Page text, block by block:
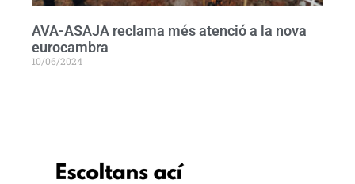
AVA-ASAJA reclama més atenció a la nova
eurocambra
10/06/2024